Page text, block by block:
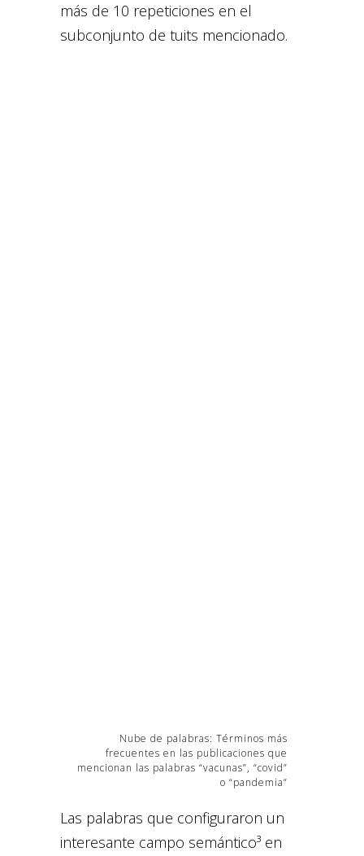
más de 10 repeticiones en el
subconjunto de tuits mencionado.
Nube de palabras: Términos más
frecuentes en las publicaciones que
mencionan las palabras “vacunas”, “covid”
o “pandemia”
Las palabras que configuraron un
interesante campo semántico³ en